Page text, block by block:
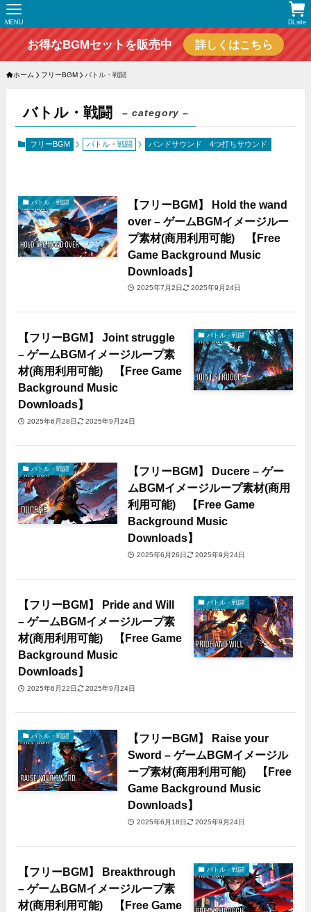
DLsite
MENU
お得なBGMセットを販売中 詳しくはこちら
ホーム フリーBGM バトル・戦闘
バトル・戦闘 – category –
フリーBGM バトル・戦闘 バンドサウンド 4つ打ちサウンド
バトル・戦闘
【フリーBGM】 Hold the wand
over – ゲームBGMイメージルー
プ素材(商用利用可能) 【Free
Game Background Music
Downloads】
2025年7月2日 2025年9月24日
バトル・戦闘
【フリーBGM】 Joint struggle
– ゲームBGMイメージループ素
材(商用利用可能) 【Free Game
Background Music
Downloads】
2025年6月28日 2025年9月24日
バトル・戦闘
【フリーBGM】 Ducere – ゲー
ムBGMイメージループ素材(商用
利用可能) 【Free Game
Background Music
Downloads】
2025年6月26日 2025年9月24日
バトル・戦闘
【フリーBGM】 Pride and Will
– ゲームBGMイメージループ素
材(商用利用可能) 【Free Game
Background Music
Downloads】
2025年6月22日 2025年9月24日
バトル・戦闘
【フリーBGM】 Raise your
Sword – ゲームBGMイメージル
ープ素材(商用利用可能) 【Free
Game Background Music
Downloads】
2025年6月18日 2025年9月24日
バトル・戦闘
【フリーBGM】 Breakthrough
– ゲームBGMイメージループ素
材(商用利用可能) 【Free Game